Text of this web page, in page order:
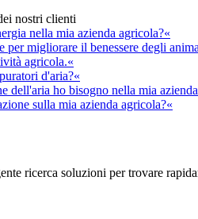
nostri clienti
nella mia azienda agricola?«
per migliorare il benessere degli
agricola.«
d'aria?«
dell'aria ho bisogno nella mia
sulla mia azienda agricola?«
ricerca soluzioni per trovare